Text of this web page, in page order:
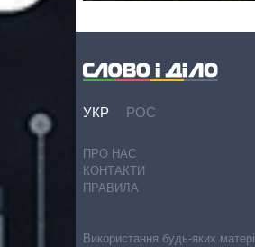
УКР РОС
ПРО НАС
КОНТАКТИ
ПРАВИЛА
Використання будь-яких